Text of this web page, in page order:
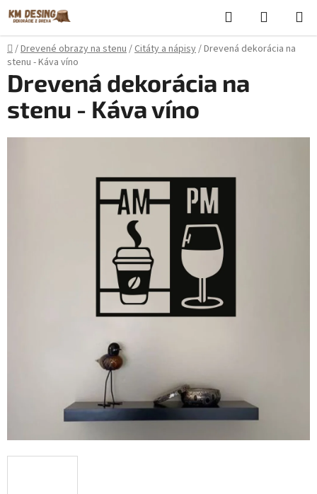
Prejsť
na
obsah
Hľadať
KOŠÍK
Domov
/Drevené obrazy na stenu/Citáty a nápisy/Drevená dekorácia na
stenu - Káva víno
Drevená dekorácia na
stenu - Káva víno